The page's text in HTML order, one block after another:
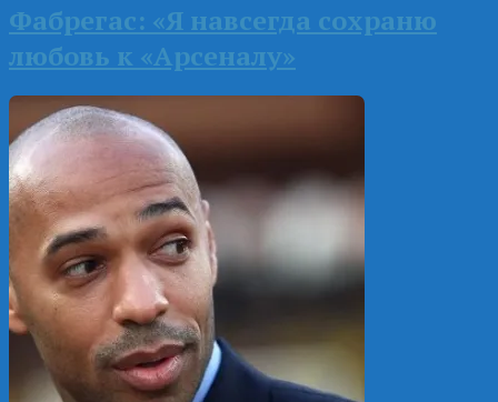
Фабрегас: «Я навсегда сохраню
любовь к «Арсеналу»